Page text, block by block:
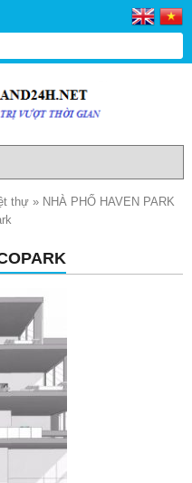
thự » NHÀ PHỐ HAVEN PARK